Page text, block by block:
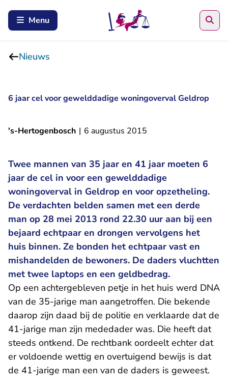
Menu
Nieuws
6 jaar cel voor gewelddadige woningoverval Geldrop
's-Hertogenbosch | 6 augustus 2015
Twee mannen van 35 jaar en 41 jaar moeten 6
jaar de cel in voor een gewelddadige
woningoverval in Geldrop en voor opzetheling.
De verdachten belden samen met een derde
man op 28 mei 2013 rond 22.30 uur aan bij een
bejaard echtpaar en drongen vervolgens het
huis binnen. Ze bonden het echtpaar vast en
mishandelden de bewoners. De daders vluchtten
met twee laptops en een geldbedrag.
Op een achtergebleven petje in het huis werd DNA
van de 35-jarige man aangetroffen. Die bekende
daarop zijn daad bij de politie en verklaarde dat de
41-jarige man zijn mededader was. Die heeft dat
steeds ontkend. De rechtbank oordeelt echter dat
er voldoende wettig en overtuigend bewijs is dat
de 41-jarige man een van de daders is geweest.